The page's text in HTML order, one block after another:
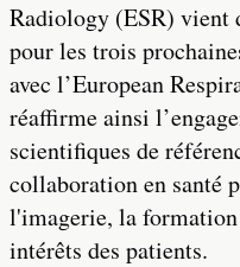
Radiology (ESR) vient
pour les trois
avec l’European
réaffirme ainsi
scientifiques de
collaboration en santé
l'imagerie, la formation
intérêts des patients.